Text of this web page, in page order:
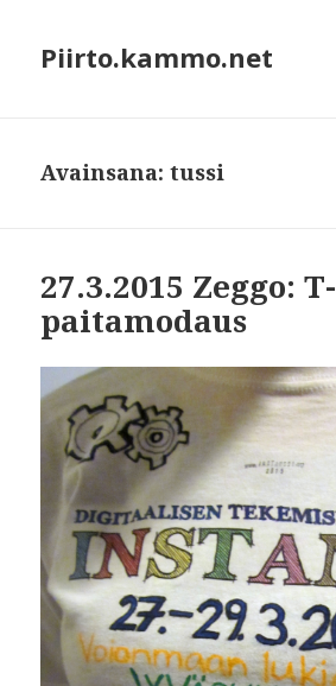
Piirto.kammo.net
Avainsana: tussi
27.3.2015 Zeggo: T-
paitamodaus